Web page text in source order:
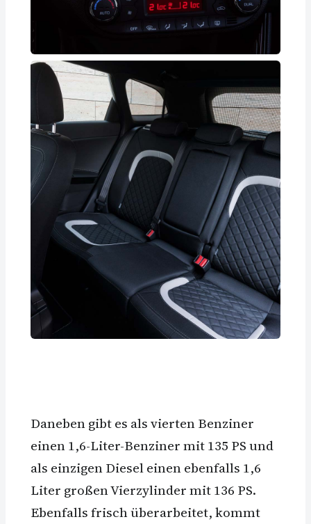
Daneben gibt es als vierten Benziner
einen 1,6-Liter-Benziner mit 135 PS und
als einzigen Diesel einen ebenfalls 1,6
Liter großen Vierzylinder mit 136 PS.
Ebenfalls frisch überarbeitet, kommt